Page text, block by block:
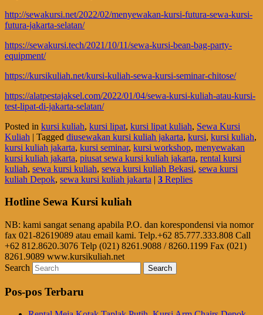
http://sewakursi.net/2022/02/menyewakan-kursi-futura-sewa-kursi-
futura-jakarta-selatan/
https://sewakursi.tech/2021/10/11/sewa-kursi-bean-bag-party-
equipment/
https://kursikuliah.net/kursi-kuliah-sewa-kursi-seminar-chitose/
https://alatpestajaksel.com/2022/01/04/sewa-kursi-kuliah-atau-kursi-
test-lipat-di-jakarta-selatan/
Posted in kursi kuliah, kursi lipat, kursi lipat kuliah, Sewa Kursi
Kuliah | Tagged diusewakan kursi kuliah jakarta, kursi, kursi kuliah,
kursi kuliah jakarta, kursi seminar, kursi workshop, menyewakan
kursi kuliah jakarta, piusat sewa kursi kuliah jakarta, rental kursi
kuliah, sewa kursi kuliah, sewa kursi kuliah Bekasi, sewa kursi
kuliah Depok, sewa kursi kuliah jakarta | 3 Replies
Hotline Sewa Kursi kuliah
NB: kami sangat senang apabila P.O. dan korespondensi via nomor
fax 021-82619089 atau email kami. Telp.+62 85.777.333.808 Call
+62 812.8620.3076 Telp (021) 8261.9088 / 8260.1199 Fax (021)
8261.9089 www.kursikuliah.net
Search
Pos-pos Terbaru